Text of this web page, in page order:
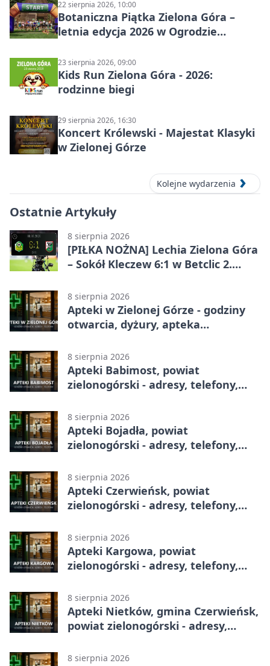
22 sierpnia 2026, 10:00
Botaniczna Piątka Zielona Góra –
letnia edycja 2026 w Ogrodzie
23 sierpnia 2026, 09:00
Kids Run Zielona Góra - 2026:
rodzinne biegi
29 sierpnia 2026, 16:30
Koncert Królewski - Majestat Klasyki
w Zielonej Górze
Kolejne wydarzenia
Ostatnie Artykuły
8 sierpnia 2026
[PIŁKA NOŻNA] Lechia Zielona Góra
– Sokół Kleczew 6:1 w Betclic 2.
urządzili sobie festiwal strzelecki
8 sierpnia 2026
Apteki w Zielonej Górze - godziny
otwarcia, dyżury, apteka
8 sierpnia 2026
Apteki Babimost, powiat
zielonogórski - adresy, telefony,
8 sierpnia 2026
Apteki Bojadła, powiat
zielonogórski - adresy, telefony,
8 sierpnia 2026
Apteki Czerwieńsk, powiat
zielonogórski - adresy, telefony,
8 sierpnia 2026
Apteki Kargowa, powiat
zielonogórski - adresy, telefony,
8 sierpnia 2026
Apteki Nietków, gmina Czerwieńsk,
powiat zielonogórski - adresy,
8 sierpnia 2026